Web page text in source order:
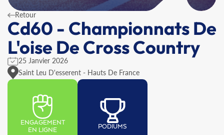
Retour
Cd60 - Championnats De
L'oise De Cross Country
25 Janvier 2026
Saint Leu D'esserent - Hauts De France
ENGAGEMENT
EN LIGNE
PODIUMS